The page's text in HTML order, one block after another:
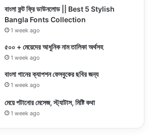
বাংলা ফন্ট ফ্রি ডাউনলোড || Best 5 Stylish
Bangla Fonts Collection
1 week ago
৫০০ + মেয়েদের আধুনিক নাম তালিকা অর্থসহ
1 week ago
বাংলা গানের ক্যাপশন ফেসবুকের ছবির জন্য
1 week ago
মেয়ে পটানোর মেসেজ, স্ট্যাটাস, মিষ্টি কথা
1 week ago